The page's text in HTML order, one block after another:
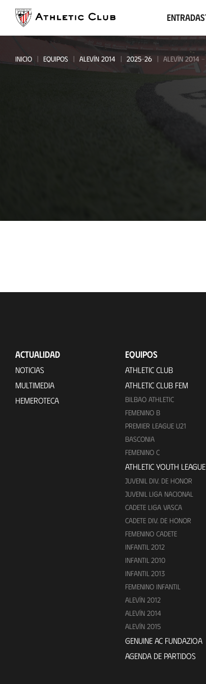
contenido
principal
Entradas
INICIO EQUIPOS ALEVÍN 2014 2025-26 ALEVÍN 2014 -
ACTUALIDAD
NOTICIAS
MULTIMEDIA
HEMEROTECA
EQUIPOS
ATHLETIC CLUB
ATHLETIC CLUB FEM
BILBAO ATHLETIC
FEMENINO B
PREMIER LEAGUE U21
BASCONIA
FEMENINO C
ATHLETIC YOUTH LEAGUE
JUVENIL DIV. DE HONOR
JUVENIL LIGA NACIONAL
CADETE LIGA VASCA
CADETE DIV. DE HONOR
FEMENINO CADETE
INFANTIL 2012
INFANTIL 2010
INFANTIL 2013
FEMENINO INFANTIL
ALEVÍN 2012
ALEVÍN 2014
ALEVÍN 2015
GENUINE AC FUNDAZIOA
AGENDA DE PARTIDOS